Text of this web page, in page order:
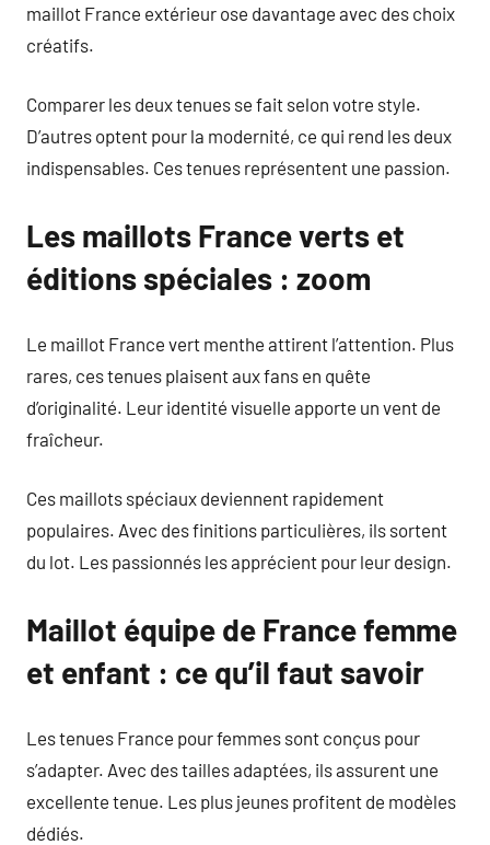
maillot France extérieur ose davantage avec des choix
créatifs.
Comparer les deux tenues se fait selon votre style.
D’autres optent pour la modernité, ce qui rend les deux
indispensables. Ces tenues représentent une passion.
Les maillots France verts et
éditions spéciales : zoom
Le maillot France vert menthe attirent l’attention. Plus
rares, ces tenues plaisent aux fans en quête
d’originalité. Leur identité visuelle apporte un vent de
fraîcheur.
Ces maillots spéciaux deviennent rapidement
populaires. Avec des finitions particulières, ils sortent
du lot. Les passionnés les apprécient pour leur design.
Maillot équipe de France femme
et enfant : ce qu’il faut savoir
Les tenues France pour femmes sont conçus pour
s’adapter. Avec des tailles adaptées, ils assurent une
excellente tenue. Les plus jeunes profitent de modèles
dédiés.